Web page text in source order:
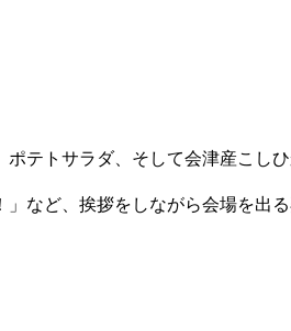
テトサラダ、そして会津産こし
など、挨拶をしながら会場を出る